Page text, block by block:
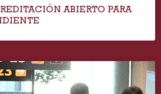
ABIERTO PARA